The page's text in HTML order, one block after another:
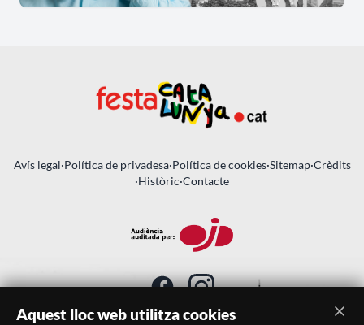
Avís legal·Política de privadesa·Política de cookies·Sitemap·Crèdits
·Històric·Contacte
Aquest lloc web utilitza cookies